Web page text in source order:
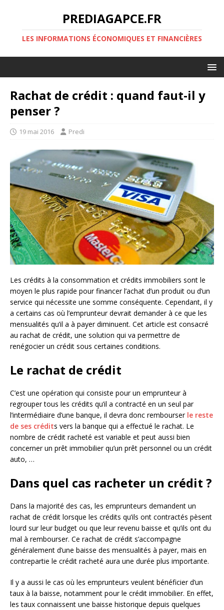
PREDIAGAPCE.FR
LES INFORMATIONS ÉCONOMIQUES ET FINANCIÈRES
Rachat de crédit : quand faut-il y
penser ?
19 mai 2016 Predi
Les crédits à la consommation et crédits immobiliers sont le
moyen le plus rapide pour financer l’achat d’un produit ou d’un
service qui nécessite une somme conséquente. Cependant, il y
a certains cas où l’emprunteur devrait demander à ce que les
mensualités qu’il a à payer diminuent. Cet article est consacré
au rachat de crédit, une solution qui va permettre de
renégocier un crédit sous certaines conditions.
Le rachat de crédit
C’est une opération qui consiste pour un emprunteur à
regrouper tous les crédits qu’il a contracté en un seul par
l’intermédiaire d’une banque, il devra donc rembourser le reste
de ses crédits vers la banque qui a effectué le rachat. Le
nombre de crédit racheté est variable et peut aussi bien
concerner un prêt immobilier qu’un prêt personnel ou un crédit
auto, …
Dans quel cas racheter un crédit ?
Dans la majorité des cas, les emprunteurs demandent un
rachat de crédit lorsque les crédits qu’ils ont contractés pèsent
lourd sur leur budget ou que leur revenu baisse et qu’ils ont du
mal à rembourser. Ce rachat de crédit s’accompagne
généralement d’une baisse des mensualités à payer, mais en
contrepartie le crédit racheté aura une durée plus importante.
Il y a aussi le cas où les emprunteurs veulent bénéficier d’un
taux à la baisse, notamment pour le crédit immobilier. En effet,
les taux connaissent une baisse historique depuis quelques